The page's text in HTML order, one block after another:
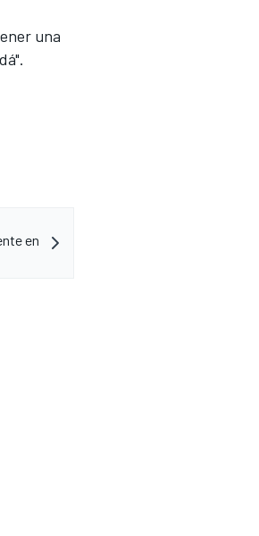
una
en